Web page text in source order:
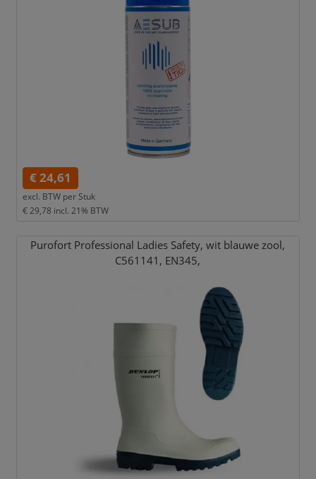
€ 24,61
excl. BTW per Stuk
€ 29,78 incl. 21% BTW
Purofort Professional Ladies Safety, wit blauwe zool,
C561141, EN345,